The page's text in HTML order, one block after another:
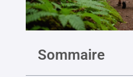
Sommaire